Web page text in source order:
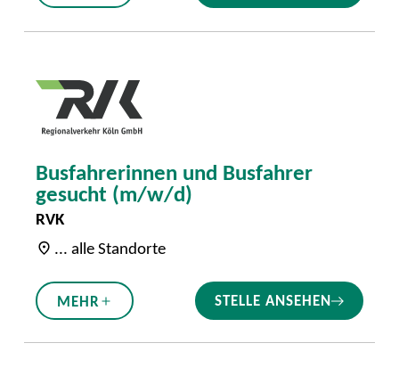
Busfahrerinnen und Busfahrer
gesucht (m/w/d)
RVK
... alle Standorte
MEHR STELLE ANSEHEN